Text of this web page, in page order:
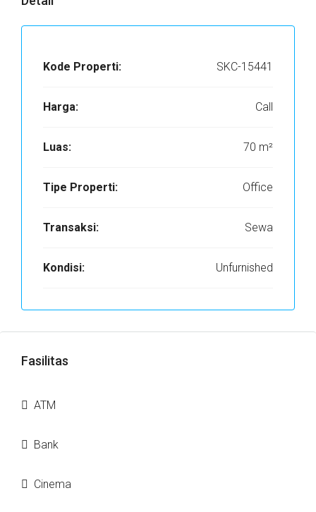
Kode Properti: SKC-15441
Harga: Call
Luas: 70 m²
Tipe Properti: Office
Transaksi: Sewa
Kondisi: Unfurnished
Fasilitas
ATM
Bank
Cinema